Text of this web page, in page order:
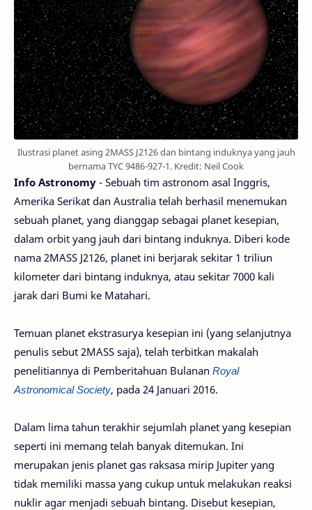
Ilustrasi planet asing 2MASS J2126 dan bintang induknya yang jauh
bernama TYC 9486-927-1. Kredit: Neil Cook
Info Astronomy - Sebuah tim astronom asal Inggris,
Amerika Serikat dan Australia telah berhasil menemukan
sebuah planet, yang dianggap sebagai planet kesepian,
dalam orbit yang jauh dari bintang induknya. Diberi kode
nama 2MASS J2126, planet ini berjarak sekitar 1 triliun
kilometer dari bintang induknya, atau sekitar 7000 kali
jarak dari Bumi ke Matahari.
Temuan planet ekstrasurya kesepian ini (yang selanjutnya
penulis sebut 2MASS saja), telah terbitkan makalah
penelitiannya di Pemberitahuan Bulanan Royal
Astronomical Society, pada 24 Januari 2016.
Dalam lima tahun terakhir sejumlah planet yang kesepian
seperti ini memang telah banyak ditemukan. Ini
merupakan jenis planet gas raksasa mirip Jupiter yang
tidak memiliki massa yang cukup untuk melakukan reaksi
nuklir agar menjadi sebuah bintang. Disebut kesepian,